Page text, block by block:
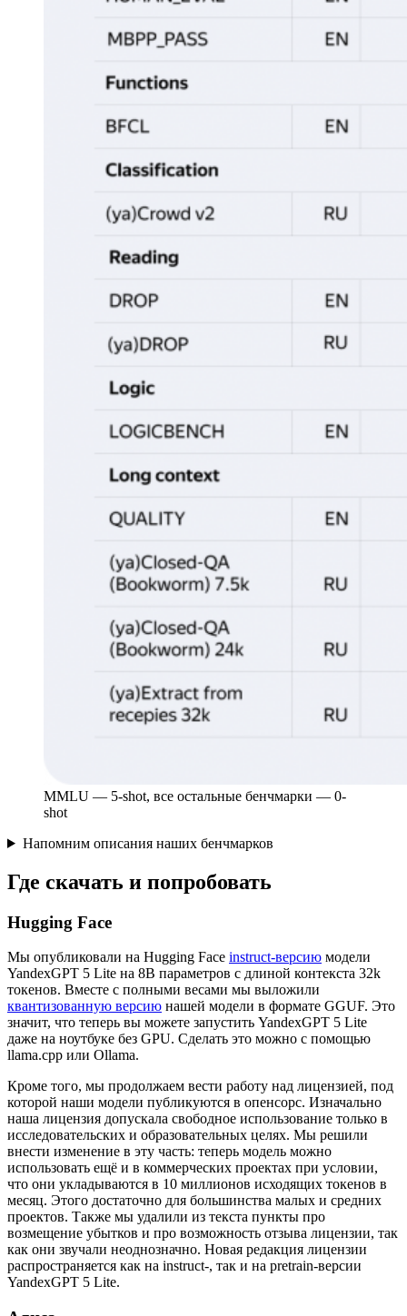
MMLU — 5-shot, все остальные бенчмарки — 0-
shot
Напомним описания наших бенчмарков
Где скачать и попробовать
Hugging Face
Мы опубликовали на Hugging Face instruct-версию модели
YandexGPT 5 Lite на 8B параметров с длиной контекста 32k
токенов. Вместе с полными весами мы выложили
квантизованную версию нашей модели в формате GGUF. Это
значит, что теперь вы можете запустить YandexGPT 5 Lite
даже на ноутбуке без GPU. Сделать это можно с помощью
llama.cpp или Ollama.
Кроме того, мы продолжаем вести работу над лицензией, под
которой наши модели публикуются в опенсорс. Изначально
наша лицензия допускала свободное использование только в
исследовательских и образовательных целях. Мы решили
внести изменение в эту часть: теперь модель можно
использовать ещё и в коммерческих проектах при условии,
что они укладываются в 10 миллионов исходящих токенов в
месяц. Этого достаточно для большинства малых и средних
проектов. Также мы удалили из текста пункты про
возмещение убытков и про возможность отзыва лицензии, так
как они звучали неоднозначно. Новая редакция лицензии
распространяется как на instruct-, так и на pretrain-версии
YandexGPT 5 Lite.